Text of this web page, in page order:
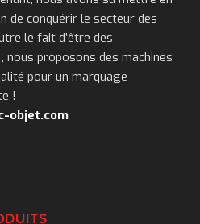
de conquérir le secteur des
le fait d’être des
proposons des machines
pour un marquage
!
objet.com